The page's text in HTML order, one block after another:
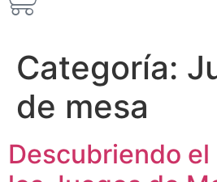
Categoría:
de mesa
Descubriendo